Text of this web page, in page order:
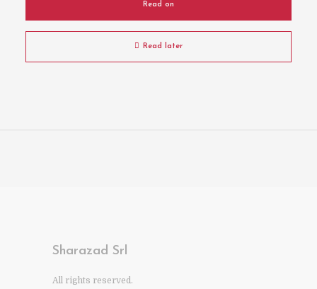
Read on
Read later
Sharazad Srl
All rights reserved.